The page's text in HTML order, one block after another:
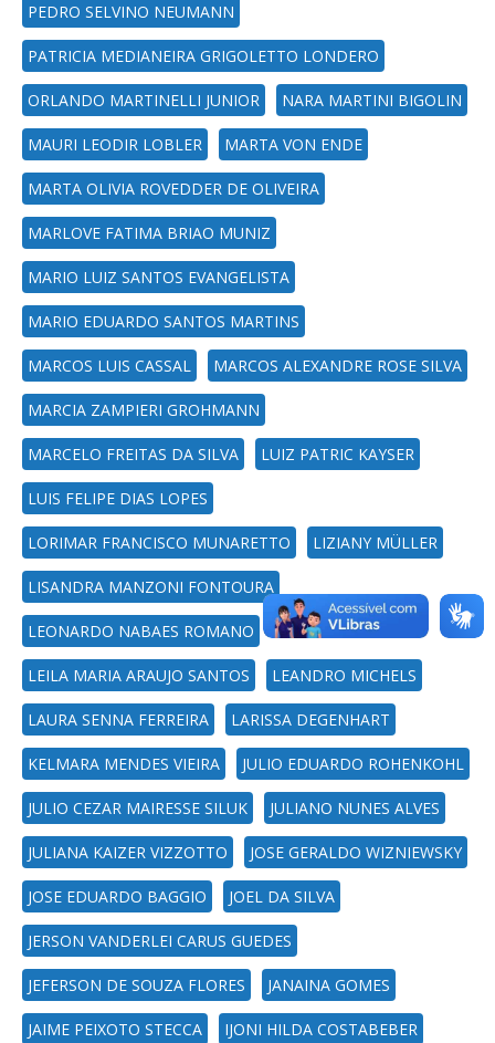
PEDRO SELVINO NEUMANN
PATRICIA MEDIANEIRA GRIGOLETTO LONDERO
ORLANDO MARTINELLI JUNIOR NARA MARTINI BIGOLIN
MAURI LEODIR LOBLER MARTA VON ENDE
MARTA OLIVIA ROVEDDER DE OLIVEIRA
MARLOVE FATIMA BRIAO MUNIZ
MARIO LUIZ SANTOS EVANGELISTA
MARIO EDUARDO SANTOS MARTINS
MARCOS LUIS CASSAL MARCOS ALEXANDRE ROSE SILVA
MARCIA ZAMPIERI GROHMANN
MARCELO FREITAS DA SILVA LUIZ PATRIC KAYSER
LUIS FELIPE DIAS LOPES
LORIMAR FRANCISCO MUNARETTO LIZIANY MÜLLER
LISANDRA MANZONI FONTOURA
LEONARDO NABAES ROMANO
LEILA MARIA ARAUJO SANTOS LEANDRO MICHELS
LAURA SENNA FERREIRA LARISSA DEGENHART
KELMARA MENDES VIEIRA JULIO EDUARDO ROHENKOHL
JULIO CEZAR MAIRESSE SILUK JULIANO NUNES ALVES
JULIANA KAIZER VIZZOTTO JOSE GERALDO WIZNIEWSKY
JOSE EDUARDO BAGGIO JOEL DA SILVA
JERSON VANDERLEI CARUS GUEDES
JEFERSON DE SOUZA FLORES JANAINA GOMES
JAIME PEIXOTO STECCA IJONI HILDA COSTABEBER